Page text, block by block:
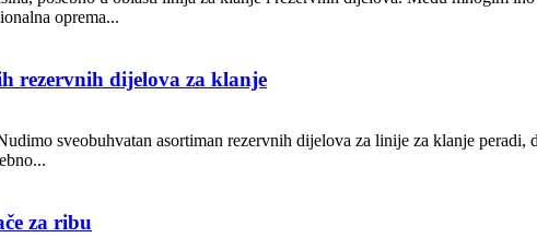
oprema...
rezervnih dijelova za klanje
sveobuhvatan asortiman rezervnih dijelova za linije za klanje peradi,
za ribu